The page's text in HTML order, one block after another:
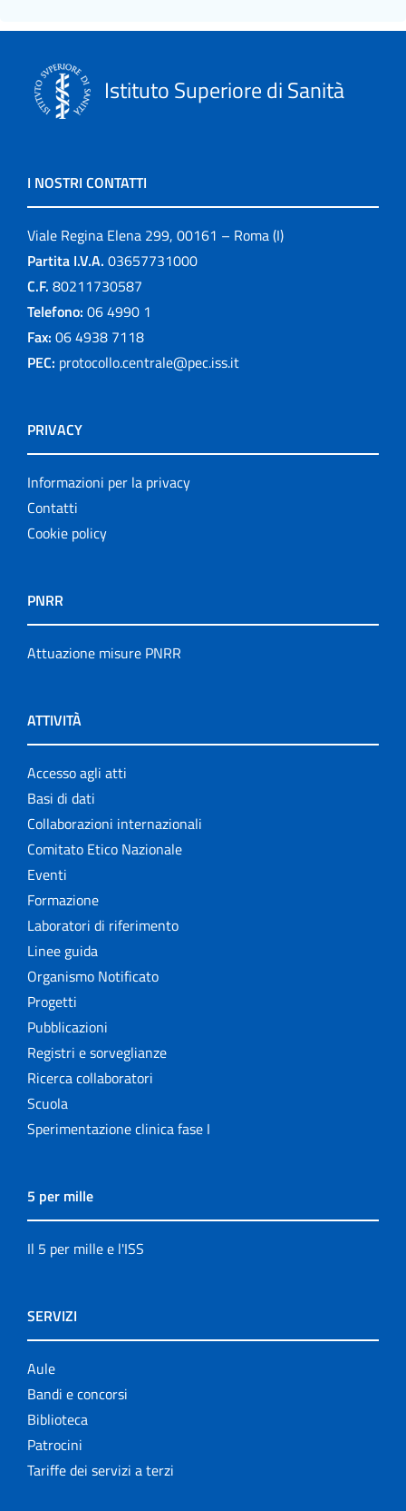
Istituto Superiore di Sanità
I NOSTRI CONTATTI
Viale Regina Elena 299, 00161 – Roma (I)
Partita I.V.A. 03657731000
C.F. 80211730587
Telefono: 06 4990 1
Fax: 06 4938 7118
PEC: protocollo.centrale@pec.iss.it
PRIVACY
Informazioni per la privacy
Contatti
Cookie policy
PNRR
Attuazione misure PNRR
ATTIVITÀ
Accesso agli atti
Basi di dati
Collaborazioni internazionali
Comitato Etico Nazionale
Eventi
Formazione
Laboratori di riferimento
Linee guida
Organismo Notificato
Progetti
Pubblicazioni
Registri e sorveglianze
Ricerca collaboratori
Scuola
Sperimentazione clinica fase I
5 per mille
Il 5 per mille e l'ISS
SERVIZI
Aule
Bandi e concorsi
Biblioteca
Patrocini
Tariffe dei servizi a terzi